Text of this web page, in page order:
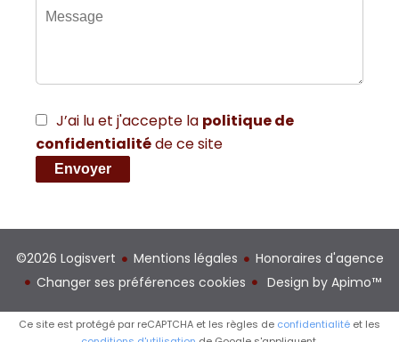
J’ai lu et j'accepte la politique de
confidentialitéde ce site
Envoyer
©2026 Logisvert Mentions légales
Honoraires d'agence
Changer ses préférences cookies
Design by Apimo™
Ce site est protégé par reCAPTCHA et les règles de confidentialité et les